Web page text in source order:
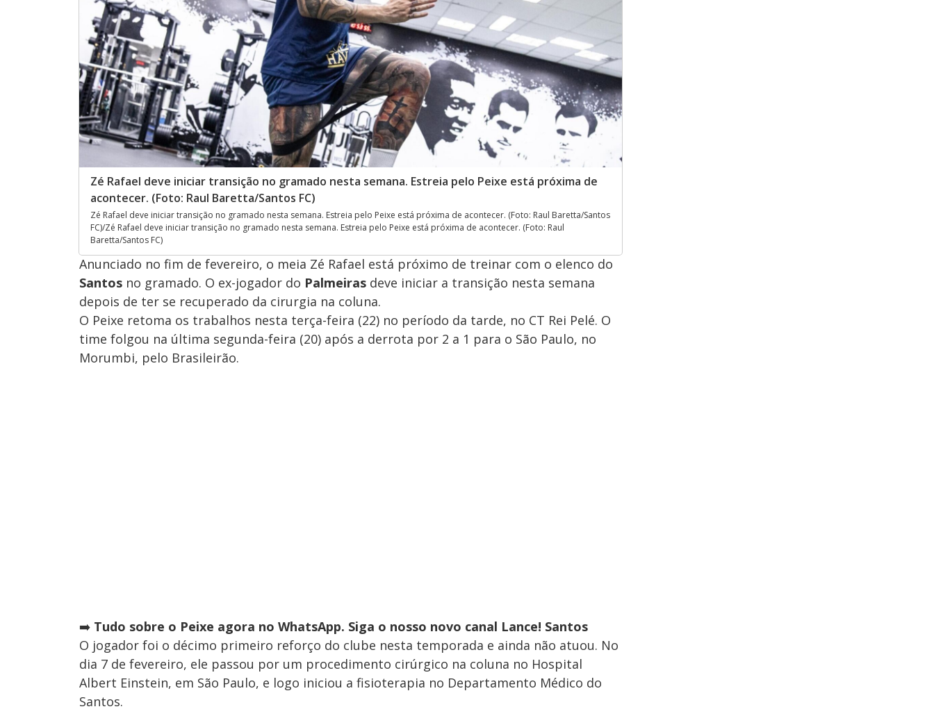
Zé Rafael deve iniciar transição no gramado nesta semana. Estreia pelo Peixe está próxima de
acontecer. (Foto: Raul Baretta/Santos FC)
Zé Rafael deve iniciar transição no gramado nesta semana. Estreia pelo Peixe está próxima de acontecer. (Foto: Raul Baretta/Santos
FC)/Zé Rafael deve iniciar transição no gramado nesta semana. Estreia pelo Peixe está próxima de acontecer. (Foto: Raul
Baretta/Santos FC)
Anunciado no fim de fevereiro, o meia Zé Rafael está próximo de treinar com o elenco do
Santos no gramado. O ex-jogador do Palmeiras deve iniciar a transição nesta semana
depois de ter se recuperado da cirurgia na coluna.
O Peixe retoma os trabalhos nesta terça-feira (22) no período da tarde, no CT Rei Pelé. O
time folgou na última segunda-feira (20) após a derrota por 2 a 1 para o São Paulo, no
Morumbi, pelo Brasileirão.
➡️ Tudo sobre o Peixe agora no WhatsApp. Siga o nosso novo canal Lance! Santos
O jogador foi o décimo primeiro reforço do clube nesta temporada e ainda não atuou. No
dia 7 de fevereiro, ele passou por um procedimento cirúrgico na coluna no Hospital
Albert Einstein, em São Paulo, e logo iniciou a fisioterapia no Departamento Médico do
Santos.